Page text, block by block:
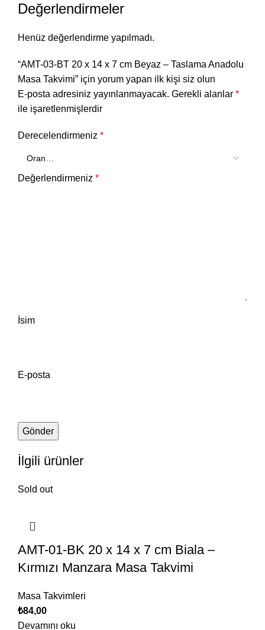
Değerlendirmeler
Henüz değerlendirme yapılmadı.
“AMT-03-BT 20 x 14 x 7 cm Beyaz – Taslama Anadolu
Masa Takvimi” için yorum yapan ilk kişi siz olun
E-posta adresiniz yayınlanmayacak. Gerekli alanlar *
ile işaretlenmişlerdir
Derecelendirmeniz *
Değerlendirmeniz *
İsim
E-posta
İlgili ürünler
Sold out
AMT-01-BK 20 x 14 x 7 cm Biala –
Kırmızı Manzara Masa Takvimi
Masa Takvimleri
₺84,00
Devamını oku